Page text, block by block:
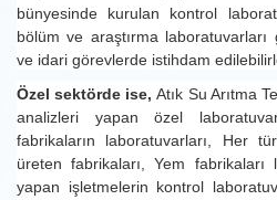
bünyesinde kurulan kontrol
bölüm ve araştırma
ve idari görevlerde istihdam
Özel sektörde ise, Atık Su Arıtma
analizleri yapan özel
fabrikaların laboratuvarları, Her
üreten fabrikaları, Yem fabrikaları
yapan işletmelerin kontrol